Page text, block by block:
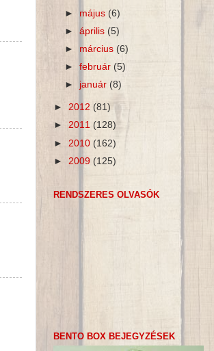
► május (6)
►április (5)
► március (6)
►február (5)
► január(8)
► 2012 (81)
► 2011 (128)
► 2010 (162)
► 2009 (125)
RENDSZERES OLVASÓK
BENTO BOX BEJEGYZÉSEK